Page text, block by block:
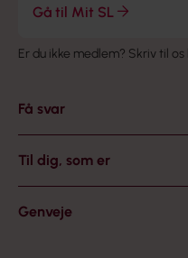
Gå til Mit SL
Er du ikke medlem? Skriv til os
Få svar
Til dig, som er
Genveje